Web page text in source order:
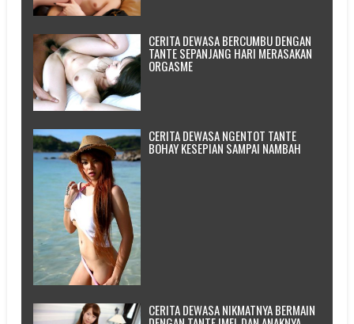
CERITA DEWASA BERCUMBU DENGAN
TANTE SEPANJANG HARI MERASAKAN
ORGASME
CERITA DEWASA NGENTOT TANTE
BOHAY KESEPIAN SAMPAI NAMBAH
CERITA DEWASA NIKMATNYA BERMAIN